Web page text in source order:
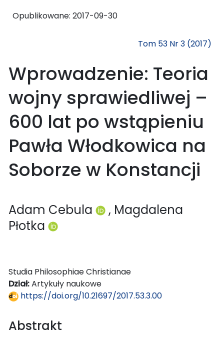
Opublikowane: 2017-09-30
Tom 53 Nr 3 (2017)
Wprowadzenie: Teoria
wojny sprawiedliwej –
600 lat po wstąpieniu
Pawła Włodkowica na
Soborze w Konstancji
Adam Cebula
, Magdalena
Płotka
Studia Philosophiae Christianae
Dział:Artykuły naukowe
https://doi.org/10.21697/2017.53.3.00
Abstrakt